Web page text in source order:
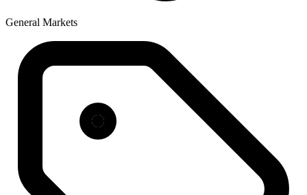
General Markets